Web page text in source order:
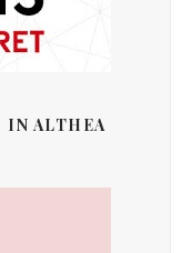
IN ALTHEA